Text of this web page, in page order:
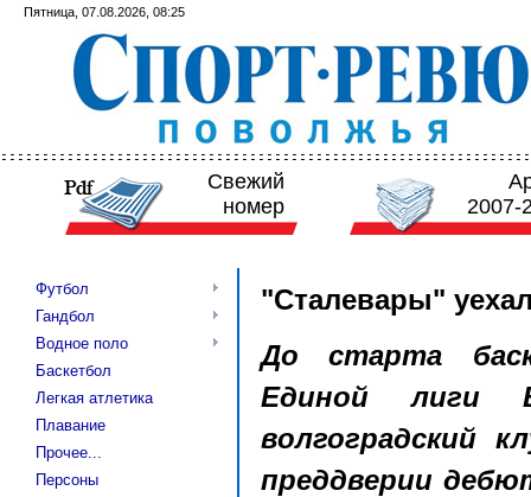
Пятница, 07.08.2026, 08:25
Свежий
номер
2007-
Футбол
Гандбол
Водное поло
Баскетбол
Легкая атлетика
Плавание
Прочее...
Персоны
"Сталевары"
До старта
Единой лиги
волгоградский
преддверии